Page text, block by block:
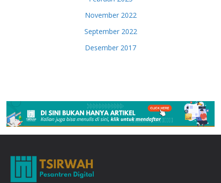
November 2022
September 2022
Desember 2017